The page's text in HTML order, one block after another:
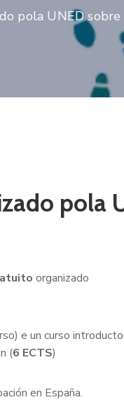
pola UNED
pola
organizado
e un curso
(6 ECTS)
en España.